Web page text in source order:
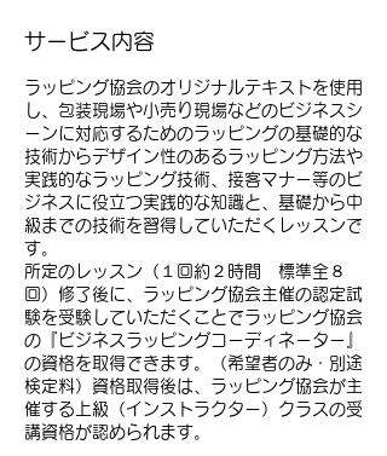
サービス内容
ラッピング協会のオリジナルテキストを使用
し、包装現場や小売り現場などのビジネスシ
ーンに対応するためのラッピングの基礎的な
技術からデザイン性のあるラッピング方法や
実践的なラッピング技術、接客マナー等のビ
ジネスに役立つ実践的な知識と、基礎から中
級までの技術を習得していただくレッスンで
す。
所定のレッスン（１回約２時間 標準全８
回）修了後に、ラッピング協会主催の認定試
験を受験していただくことでラッピング協会
の『ビジネスラッピングコーディネーター』
の資格を取得できます。（希望者のみ・別途
検定料）資格取得後は、ラッピング協会が主
催する上級（インストラクター）クラスの受
講資格が認められます。